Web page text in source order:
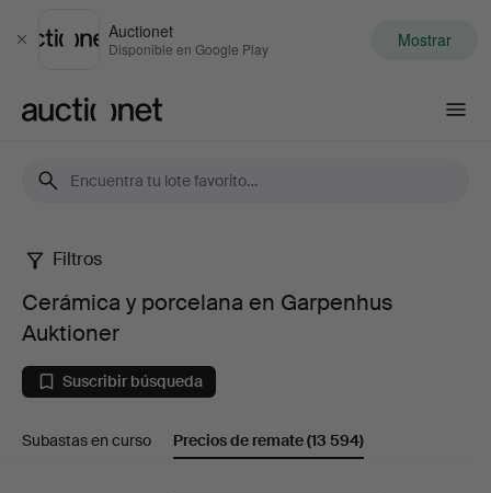
Cerrar
Auctionet
Disponible en Google Play Mostrar
Cerámica
porcelana
en
Filtros
Cerámica y porcelana en Garpenhus
Auktioner
Suscribir búsqueda
Subastas en curso Precios de remate(13 594)